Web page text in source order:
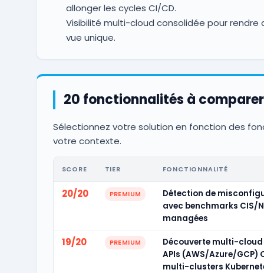
allonger les cycles CI/CD.
Visibilité multi-cloud consolidée pour rendre
vue unique.
20 fonctionnalités à comparer
Sélectionnez votre solution en fonction des
votre contexte.
SCORE TIER FONCTIONNALITÉ
20/20 PREMIUM
Détection de
avec benchmarks CIS/
managées
19/20 PREMIUM
Découverte multi-
APIs (AWS/Azure/GCP)
multi-clusters